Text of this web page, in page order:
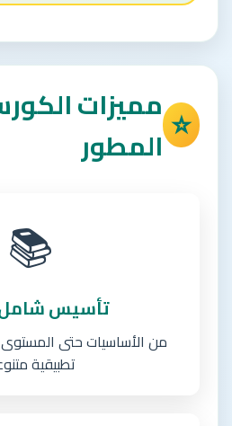
⭐ مميزات
المطور
📚
تأسيس شامل
من الأساسيات حتى
تطبيقية